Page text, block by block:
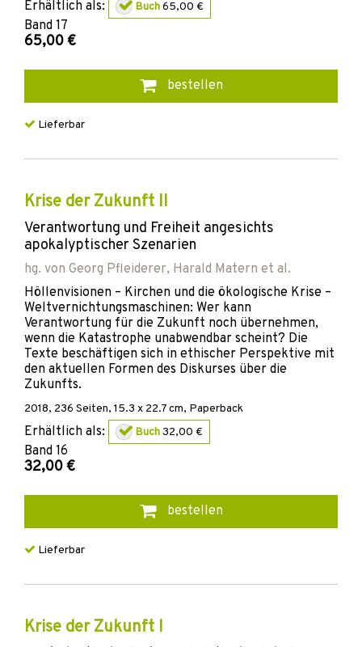
Erhältlich als: Buch65,00 €
Band 17
65,00 €
bestellen
Lieferbar
Krise der Zukunft II
Verantwortung und Freiheit angesichts
apokalyptischer Szenarien
hg. von Georg Pfleiderer, Harald Matern et al.
Höllenvisionen – Kirchen und die ökologische Krise –
Weltvernichtungsmaschinen: Wer kann
Verantwortung für die Zukunft noch übernehmen,
wenn die Katastrophe unabwendbar scheint? Die
Texte beschäftigen sich in ethischer Perspektive mit
den aktuellen Formen des Diskurses über die
Zukunfts.
2018, 236 Seiten, 15.3 x 22.7 cm, Paperback
Erhältlich als: Buch32,00 €
Band 16
32,00 €
bestellen
Lieferbar
Krise der Zukunft I